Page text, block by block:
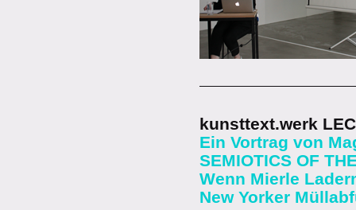
kunsttext.werk
Ein Vortrag von
SEMIOTICS OF
Wenn Mierle
New Yorker